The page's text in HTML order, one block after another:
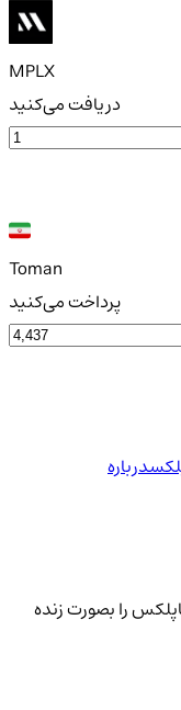
MPLX
دریافت می‌کنید
Toman
پرداخت می‌کنید
درباره
را بصورت زنده